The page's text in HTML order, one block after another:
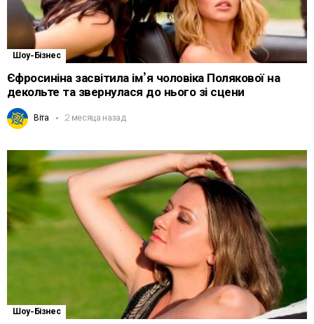
Шоу-Бізнес
Єфросиніна засвітила ім’я чоловіка Полякової на
декольте та звернулася до нього зі сцени
Віта 2 месяца назад
Шоу-Бізнес